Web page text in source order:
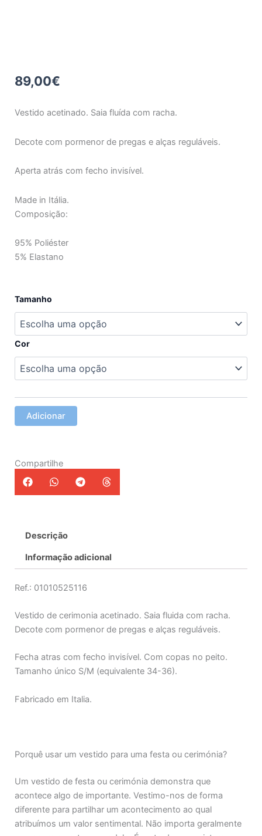
89,00€
Vestido acetinado. Saia fluída com racha.
Decote com pormenor de pregas e alças reguláveis.
Aperta atrás com fecho invisível.
Made in Itália.
Composição:
95% Poliéster
5% Elastano
Tamanho
Cor
Quantidade
Vestido
Cerimonia
Baile
de
Finalistas
Adicionar
Compartilhe
Descrição
Informação adicional
Ref.: 01010525116
Vestido de cerimonia acetinado. Saia fluida com racha.
Decote com pormenor de pregas e alças reguláveis.
Fecha atras com fecho invisível. Com copas no peito.
Tamanho único S/M (equivalente 34-36).
Fabricado em Italia.
Porquê usar um vestido para uma festa ou cerimónia?
Um vestido de festa ou cerimónia demonstra que
acontece algo de importante. Vestimo-nos de forma
diferente para partilhar um acontecimento ao qual
atribuímos um valor sentimental. Não importa geralmente